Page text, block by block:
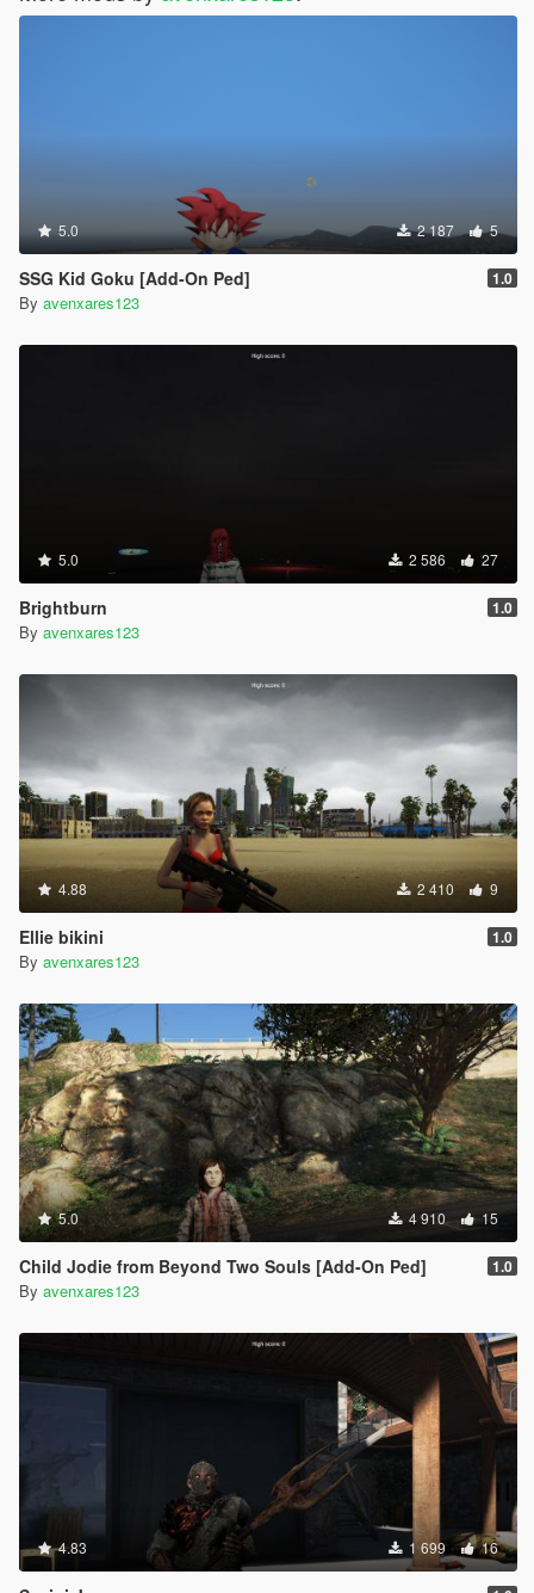
5.0 2 187 5
SSG Kid Goku [Add-On Ped] 1.0
By avenxares123
5.0 2 586 27
Brightburn 1.0
By avenxares123
4.88 2 410 9
Ellie bikini 1.0
By avenxares123
5.0 4 910 15
Child Jodie from Beyond Two Souls [Add-On Ped] 1.0
By avenxares123
4.83 1 699 16